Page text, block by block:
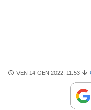
VEN 14 GEN 2022, 11:53